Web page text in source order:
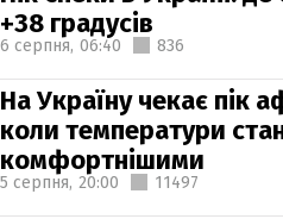
+38 градусів
6 серпня, 06:40 836
На Україну чекає пік
коли температури
комфортнішими
5 серпня, 20:00 11497